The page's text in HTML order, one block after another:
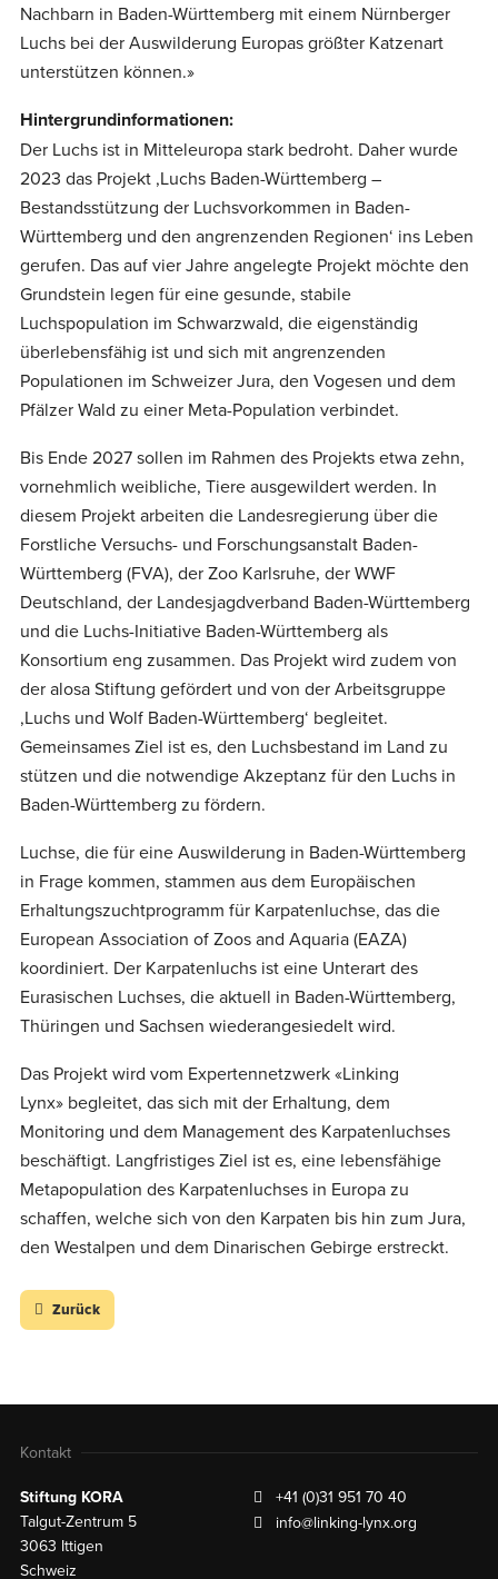
Nachbarn in Baden-Württemberg mit einem Nürnberger
Luchs bei der Auswilderung Europas größter Katzenart
unterstützen können.»
Hintergrundinformationen:
Der Luchs ist in Mitteleuropa stark bedroht. Daher wurde
2023 das Projekt ,Luchs Baden-Württemberg –
Bestandsstützung der Luchsvorkommen in Baden-
Württemberg und den angrenzenden Regionen‘ ins Leben
gerufen. Das auf vier Jahre angelegte Projekt möchte den
Grundstein legen für eine gesunde, stabile
Luchspopulation im Schwarzwald, die eigenständig
überlebensfähig ist und sich mit angrenzenden
Populationen im Schweizer Jura, den Vogesen und dem
Pfälzer Wald zu einer Meta-Population verbindet.
Bis Ende 2027 sollen im Rahmen des Projekts etwa zehn,
vornehmlich weibliche, Tiere ausgewildert werden. In
diesem Projekt arbeiten die Landesregierung über die
Forstliche Versuchs- und Forschungsanstalt Baden-
Württemberg (FVA), der Zoo Karlsruhe, der WWF
Deutschland, der Landesjagdverband Baden-Württemberg
und die Luchs-Initiative Baden-Württemberg als
Konsortium eng zusammen. Das Projekt wird zudem von
der alosa Stiftung gefördert und von der Arbeitsgruppe
,Luchs und Wolf Baden-Württemberg‘ begleitet.
Gemeinsames Ziel ist es, den Luchsbestand im Land zu
stützen und die notwendige Akzeptanz für den Luchs in
Baden-Württemberg zu fördern.
Luchse, die für eine Auswilderung in Baden-Württemberg
in Frage kommen, stammen aus dem Europäischen
Erhaltungszuchtprogramm für Karpatenluchse, das die
European Association of Zoos and Aquaria (EAZA)
koordiniert. Der Karpatenluchs ist eine Unterart des
Eurasischen Luchses, die aktuell in Baden-Württemberg,
Thüringen und Sachsen wiederangesiedelt wird.
Das Projekt wird vom Expertennetzwerk «Linking
Lynx» begleitet, das sich mit der Erhaltung, dem
Monitoring und dem Management des Karpatenluchses
beschäftigt. Langfristiges Ziel ist es, eine lebensfähige
Metapopulation des Karpatenluchses in Europa zu
schaffen, welche sich von den Karpaten bis hin zum Jura,
den Westalpen und dem Dinarischen Gebirge erstreckt.
Zurück
Kontakt
Stiftung KORA
Talgut-Zentrum 5
3063 Ittigen
Schweiz
+41 (0)31 951 70 40
info@linking-lynx.org